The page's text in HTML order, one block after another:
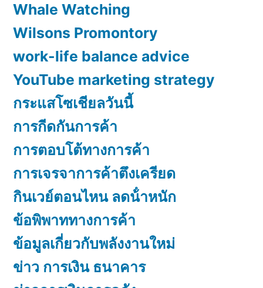
Whale Watching
Wilsons Promontory
work-life balance advice
YouTube marketing strategy
กระแสโซเชียลวันนี้
การกีดกันการค้า
การตอบโต้ทางการค้า
การเจรจาการค้าตึงเครียด
กินเวย์ตอนไหน ลดน้ําหนัก
ข้อพิพาททางการค้า
ข้อมูลเกี่ยวกับพลังงานใหม่
ข่าว การเงิน ธนาคาร